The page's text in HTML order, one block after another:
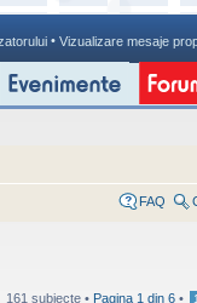
• Vizualizare mesaje
FAQ
161 subiecte • Pagina 1 din 6 • 1